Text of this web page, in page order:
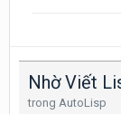
trong AutoLisp